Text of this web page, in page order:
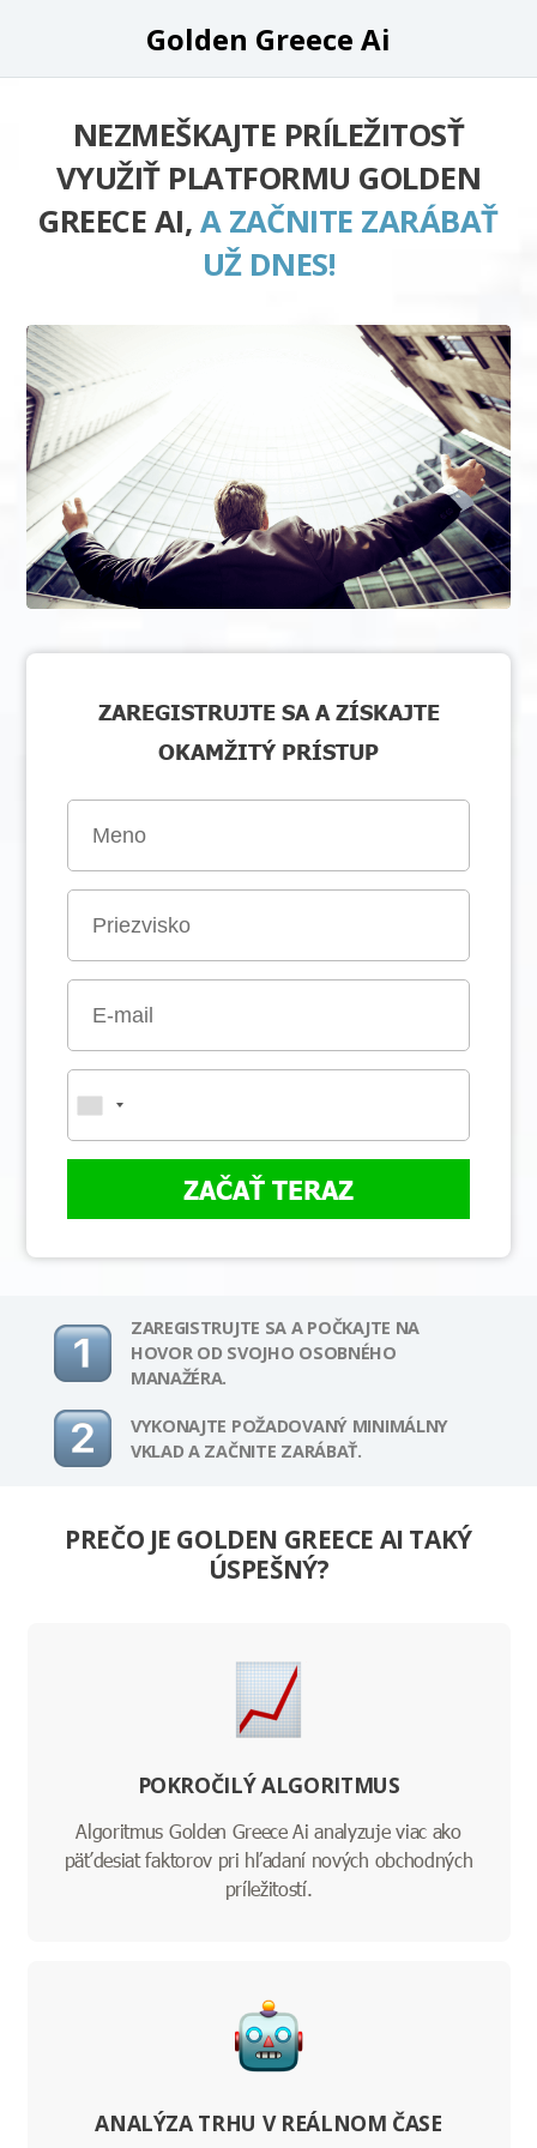
Golden Greece Ai
NEZMEŠKAJTE PRÍLEŽITOSŤ
VYUŽIŤ PLATFORMU GOLDEN
GREECE AI, A ZAČNITE ZARÁBAŤ
UŽ DNES!
ZAREGISTRUJTE SA A ZÍSKAJTE
OKAMŽITÝ PRÍSTUP
ZAČAŤ TERAZ
ZAREGISTRUJTE SA A POČKAJTE NA
HOVOR OD SVOJHO OSOBNÉHO
MANAŽÉRA.
VYKONAJTE POŽADOVANÝ MINIMÁLNY
VKLAD A ZAČNITE ZARÁBAŤ.
PREČO JE GOLDEN GREECE AI TAKÝ
ÚSPEŠNÝ?
POKROČILÝ ALGORITMUS
Algoritmus Golden Greece Ai analyzuje viac ako
päťdesiat faktorov pri hľadaní nových obchodných
príležitostí.
ANALÝZA TRHU V REÁLNOM ČASE